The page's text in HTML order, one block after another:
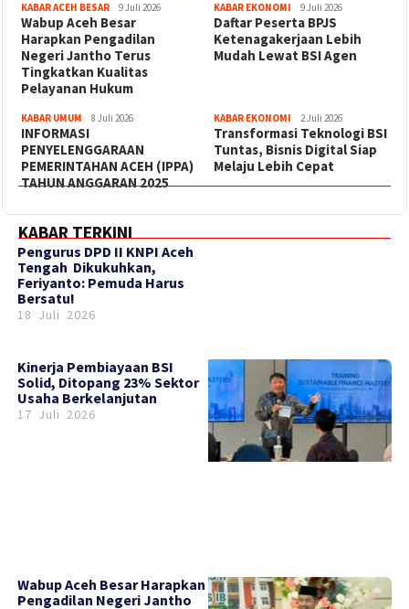
KABAR ACEH BESAR 9 Juli 2026
Wabup Aceh Besar
Harapkan Pengadilan
Negeri Jantho Terus
Tingkatkan Kualitas
Pelayanan Hukum
KABAR EKONOMI 9 Juli 2026
Daftar Peserta BPJS
Ketenagakerjaan Lebih
Mudah Lewat BSI Agen
KABAR UMUM 8 Juli 2026
INFORMASI
PENYELENGGARAAN
PEMERINTAHAN ACEH (IPPA)
TAHUN ANGGARAN 2025
KABAR EKONOMI 2 Juli 2026
Transformasi Teknologi BSI
Tuntas, Bisnis Digital Siap
Melaju Lebih Cepat
KABAR TERKINI
‎Pengurus DPD II KNPI Aceh
Tengah Dikukuhkan,
Feriyanto: Pemuda Harus
Bersatu!
18 Juli 2026
Kinerja Pembiayaan BSI
Solid, Ditopang 23% Sektor
Usaha Berkelanjutan
17 Juli 2026
Wabup Aceh Besar Harapkan
Pengadilan Negeri Jantho